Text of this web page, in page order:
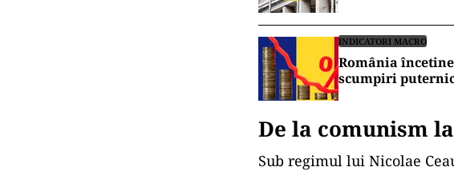
INDICATORI MACRO
România
scumpiri
De la comunism
Sub regimul lui Nicolae